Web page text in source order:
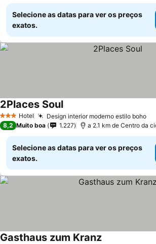
Selecione as datas para ver os preços
exatos.
3 EstrelasHotel Design interior moderno estilo boho
2Places Soul
8,2 Muito boa 1.227 a 2.1 km de Centro da
Selecione as datas para ver os preços
exatos.
Gasthaus zum Kranz